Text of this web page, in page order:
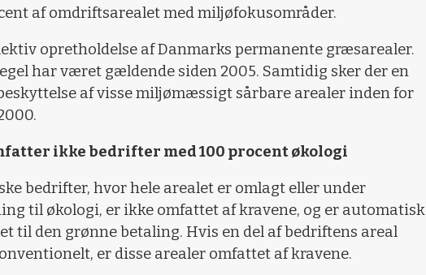
af omdriftsarealet med miljøfokusområder.
opretholdelse af Danmarks permanente græsarealer.
har været gældende siden 2005. Samtidig sker der en
af visse miljømæssigt sårbare arealer inden for
ikke bedrifter med 100 procent økologi
bedrifter, hvor hele arealet er omlagt eller under
til økologi, er ikke omfattet af kravene, og er automatisk
til den grønne betaling. Hvis en del af bedriftens areal
er disse arealer omfattet af kravene.